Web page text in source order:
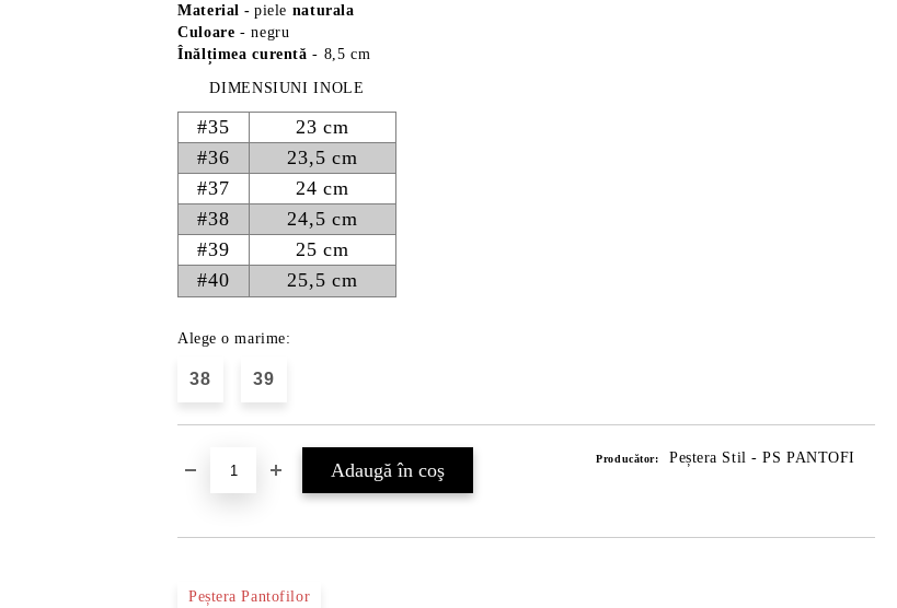
Material - piele naturala
Culoare - negru
Înălțimea curentă - 8,5 cm
DIMENSIUNI INOLE
#35
23 cm
#36
23,5 cm
#37
24 cm
#38
24,5 cm
#39
25 cm
#40
25,5 cm
Alege o marime:
38 39
Producător: Peștera Stil - PS PANTOFI
Peștera Pantofilor